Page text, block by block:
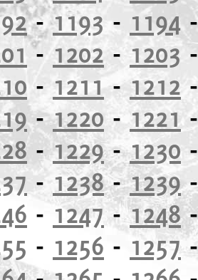
-1193 - 1194
- 1202-1203
- 1211-1212
-1220 -1221
-1229-1230
-1238-1239
- 1247-1248
- 1256 - 1257